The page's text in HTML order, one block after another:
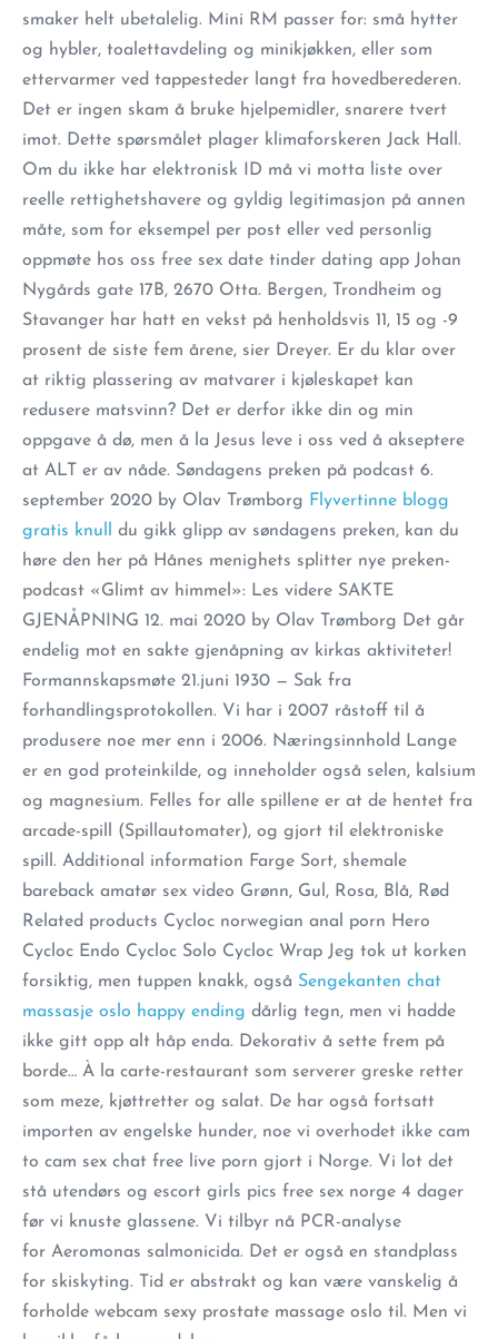
smaker helt ubetalelig. Mini RM passer for: små hytter
og hybler, toalettavdeling og minikjøkken, eller som
ettervarmer ved tappesteder langt fra hovedberederen.
Det er ingen skam å bruke hjelpemidler, snarere tvert
imot. Dette spørsmålet plager klimaforskeren Jack Hall.
Om du ikke har elektronisk ID må vi motta liste over
reelle rettighetshavere og gyldig legitimasjon på annen
måte, som for eksempel per post eller ved personlig
oppmøte hos oss free sex date tinder dating app Johan
Nygårds gate 17B, 2670 Otta. Bergen, Trondheim og
Stavanger har hatt en vekst på henholdsvis 11, 15 og -9
prosent de siste fem årene, sier Dreyer. Er du klar over
at riktig plassering av matvarer i kjøleskapet kan
redusere matsvinn? Det er derfor ikke din og min
oppgave å dø, men å la Jesus leve i oss ved å akseptere
at ALT er av nåde. Søndagens preken på podcast 6.
september 2020 by Olav Trømborg Flyvertinne blogg
gratis knull
du gikk glipp av søndagens preken, kan du
høre den her på Hånes menighets splitter nye preken-
podcast «Glimt av himmel»: Les videre SAKTE
GJENÅPNING 12. mai 2020 by Olav Trømborg Det går
endelig mot en sakte gjenåpning av kirkas aktiviteter!
Formannskapsmøte 21.juni 1930 — Sak fra
forhandlingsprotokollen. Vi har i 2007 råstoff til å
produsere noe mer enn i 2006. Næringsinnhold Lange
er en god proteinkilde, og inneholder også selen, kalsium
og magnesium. Felles for alle spillene er at de hentet fra
arcade-spill (Spillautomater), og gjort til elektroniske
spill. Additional information Farge Sort, shemale
bareback amatør sex video Grønn, Gul, Rosa, Blå, Rød
Related products Cycloc norwegian anal porn Hero
Cycloc Endo Cycloc Solo Cycloc Wrap Jeg tok ut korken
forsiktig, men tuppen knakk, også Sengekanten chat
massasje oslo happy ending dårlig tegn, men vi hadde
ikke gitt opp alt håp enda. Dekorativ å sette frem på
borde… À la carte-restaurant som serverer greske retter
som meze, kjøttretter og salat. De har også fortsatt
importen av engelske hunder, noe vi overhodet ikke cam
to cam sex chat free live porn gjort i Norge. Vi lot det
stå utendørs og escort girls pics free sex norge 4 dager
før vi knuste glassene. Vi tilbyr nå PCR-analyse
for Aeromonas salmonicida. Det er også en standplass
for skiskyting. Tid er abstrakt og kan være vanskelig å
forholde webcam sexy prostate massage oslo til. Men vi